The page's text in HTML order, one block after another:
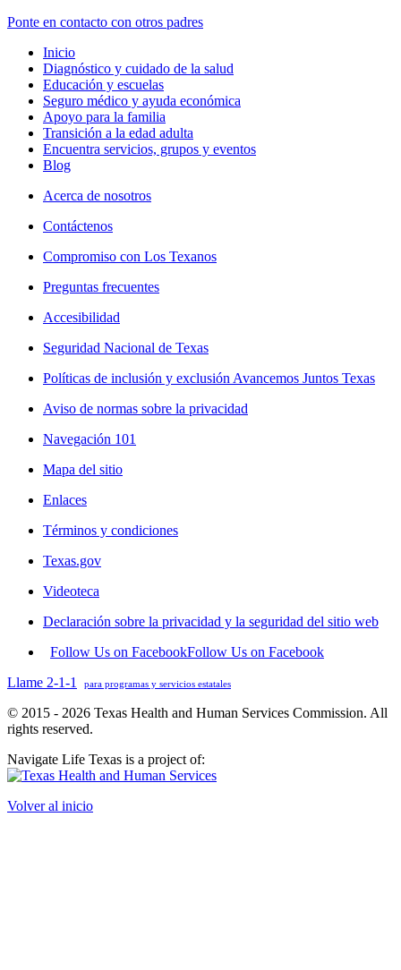
Ponte en contacto con otros padres
Inicio
Diagnóstico y cuidado de la salud
Educación y escuelas
Seguro médico y ayuda económica
Apoyo para la familia
Transición a la edad adulta
Encuentra servicios, grupos y eventos
Blog
Acerca de nosotros
Contáctenos
Compromiso con Los Texanos
Preguntas frecuentes
Accesibilidad
Seguridad Nacional de Texas
Políticas de inclusión y exclusión Avancemos Juntos Texas
Aviso de normas sobre la privacidad
Navegación 101
Mapa del sitio
Enlaces
Términos y condiciones
Texas.gov
Videoteca
Declaración sobre la privacidad y la seguridad del sitio web
Follow Us on FacebookFollow Us on Facebook
Llame 2-1-1
para programas y servicios estatales
© 2015 - 2026 Texas Health and Human Services Commission. All
rights reserved.
Navigate Life Texas is a project of:
Volver al inicio